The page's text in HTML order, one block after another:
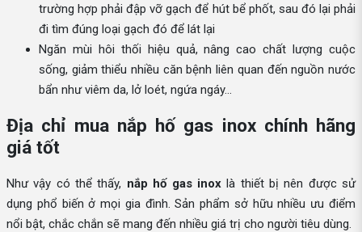
trường hợp phải đập vỡ gạch để hút bể phốt, sau đó lại phải
đi tìm đúng loại gạch đó để lát lại
Ngăn mùi hôi thối hiệu quả, nâng cao chất lượng cuộc
sống, giảm thiểu nhiều căn bệnh liên quan đến nguồn nước
bẩn như viêm da, lở loét, ngứa ngáy…
Địa chỉ mua nắp hố gas inox chính hãng
giá tốt
Như vậy có thể thấy, nắp hố gas inoxlà thiết bị nên được sử
dụng phổ biến ở mọi gia đình. Sản phẩm sở hữu nhiều ưu điểm
nổi bật, chắc chắn sẽ mang đến nhiều giá trị cho người tiêu dùng.